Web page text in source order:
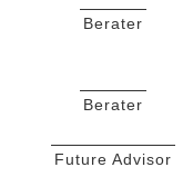
Berater
Berater
Future Advisor